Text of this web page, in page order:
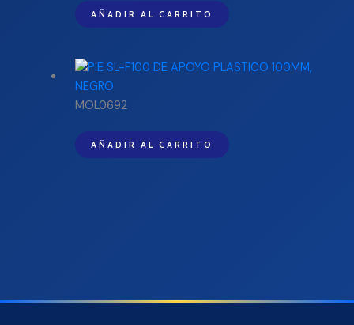
AÑADIR AL CARRITO
MOL0692
AÑADIR AL CARRITO